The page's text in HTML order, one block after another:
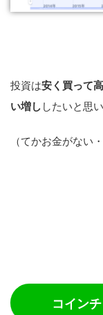
投資は安く買って
い増ししたいと思
（てかお金がない
コイン